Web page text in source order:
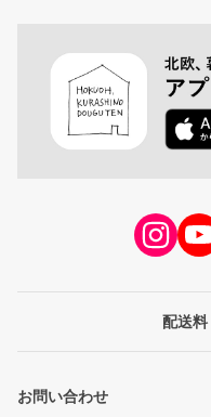
配送料
お問い合わせ